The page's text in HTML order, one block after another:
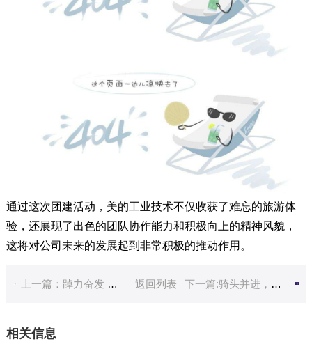
通过这次团建活动，美的工业技术不仅收获了难忘的旅游体
验，还展现了出色的团队协作能力和积极向上的精神风貌，
这将对公司未来的发展起到非常积极的推动作用。
上一篇：踔力奋发 勇毅前行——南沙开发2023年团队建设活动 返回列表 下一篇:骑头并进，攻城掠地——达能dbc销售旺季环法极速锦标赛-滇池站
相关信息